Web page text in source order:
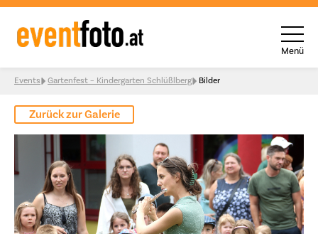
Skip to content
Menü
Events Gartenfest – Kindergarten Schlüßlberg Bilder
Zurück zur Galerie